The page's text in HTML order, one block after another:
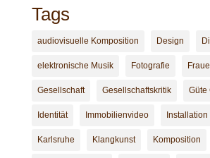
Tags
audiovisuelle Komposition Design
elektronische Musik Fotografie
Gesellschaft Gesellschaftskritik Güte
Identität Immobilienvideo Installation
Karlsruhe Klangkunst Komposition